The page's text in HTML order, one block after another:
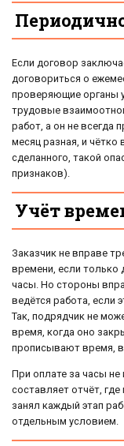
Если договор
договориться о
проверяющие органы
трудовые
работ, а он не всегда
месяц разная, и чётко
сделанного, такой
признаков).
Учёт
Заказчик не вправе
времени, если только
часы. Но стороны
ведётся работа, если
Так, подрядчик не
время, когда оно
прописывают время, в
При оплате за часы не
составляет отчёт,
занял каждый этап
отдельным условием.